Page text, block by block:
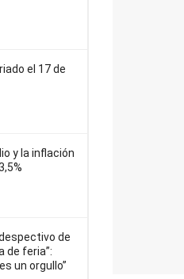
el 17 de
y la inflación
de
de feria”:
un orgullo”